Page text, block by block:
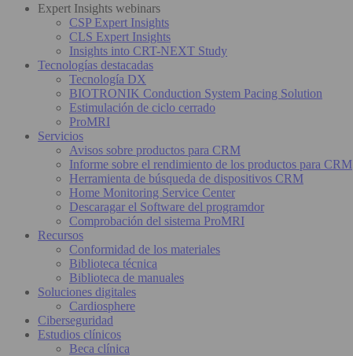
Expert Insights webinars
CSP Expert Insights
CLS Expert Insights
Insights into CRT-NEXT Study
Tecnologías destacadas
Tecnología DX
BIOTRONIK Conduction System Pacing Solution
Estimulación de ciclo cerrado
ProMRI
Servicios
Avisos sobre productos para CRM
Informe sobre el rendimiento de los productos para CRM
Herramienta de búsqueda de dispositivos CRM
Home Monitoring Service Center
Descaragar el Software del programdor
Comprobación del sistema ProMRI
Recursos
Conformidad de los materiales
Biblioteca técnica
Biblioteca de manuales
Soluciones digitales
Cardiosphere
Ciberseguridad
Estudios clínicos
Beca clínica